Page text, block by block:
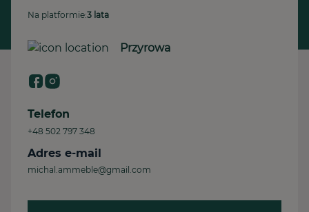
Na platformie:3 lata
Przyrowa
Telefon
+48 502 797 348
Adres e-mail
michal.ammeble@gmail.com